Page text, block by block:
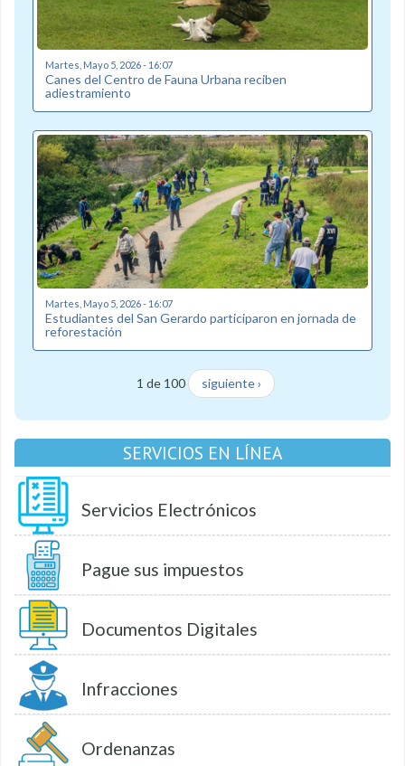
Martes, Mayo 5, 2026 - 16:07
Canes del Centro de Fauna Urbana reciben
adiestramiento
Martes, Mayo 5, 2026 - 16:07
Estudiantes del San Gerardo participaron en jornada de
reforestación
1 de 100 siguiente ›
SERVICIOS EN LÍNEA
Servicios Electrónicos
Pague sus impuestos
Documentos Digitales
Infracciones
Ordenanzas